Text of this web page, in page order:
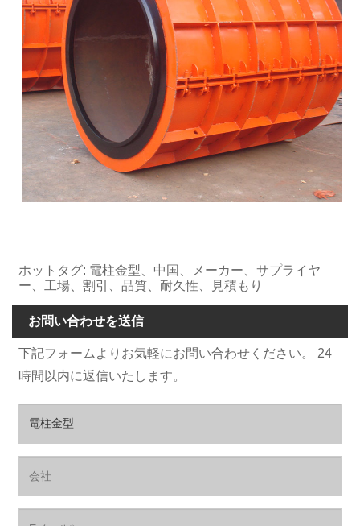
ホットタグ: 電柱金型、中国、メーカー、サプライヤ
ー、工場、割引、品質、耐久性、見積もり
お問い合わせを送信
下記フォームよりお気軽にお問い合わせください。 24
時間以内に返信いたします。